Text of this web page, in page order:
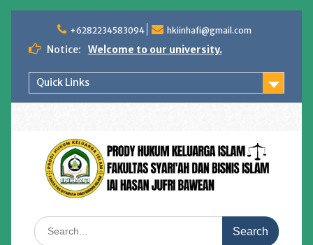
content
+6282234583094 hkiinhafi@gmail.com
Notice: Welcome to our university.
Quick Links
Search
for: